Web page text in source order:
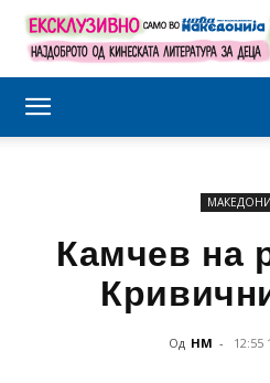
Камчев на
Од НМ - 12:55